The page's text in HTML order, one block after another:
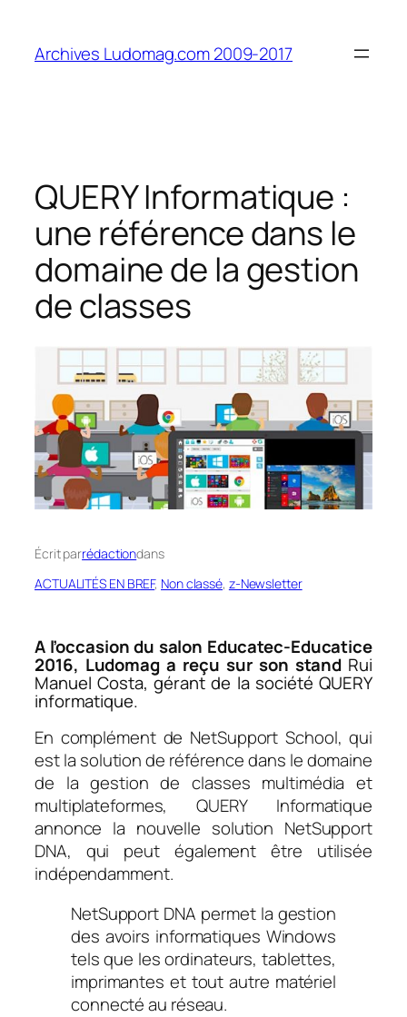
contenu
Archives Ludomag.com 2009-2017
QUERY Informatique :
une référence dans le
domaine de la gestion
de classes
Écrit parrédactiondans
ACTUALITÉS EN BREF, Non classé, z-Newsletter
A l’occasion du salon Educatec-Educatice
2016, Ludomag a reçu sur son stand Rui
Manuel Costa, gérant de la société QUERY
informatique.
En complément de NetSupport School, qui
est la solution de référence dans le domaine
de la gestion de classes multimédia et
multiplateformes, QUERY Informatique
annonce la nouvelle solution NetSupport
DNA, qui peut également être utilisée
indépendamment.
NetSupport DNA permet la gestion
des avoirs informatiques Windows
tels que les ordinateurs, tablettes,
imprimantes et tout autre matériel
connecté au réseau.